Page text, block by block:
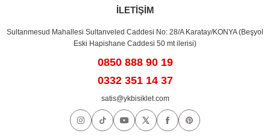
İLETİŞİM
Sultanmesud Mahallesi Sultanveled Caddesi No: 28/A Karatay/KONYA (Beşyol
Eski Hapishane Caddesi 50 mt ilerisi)
0850 888 90 19
0332 351 14 37
satis@ykbisiklet.com